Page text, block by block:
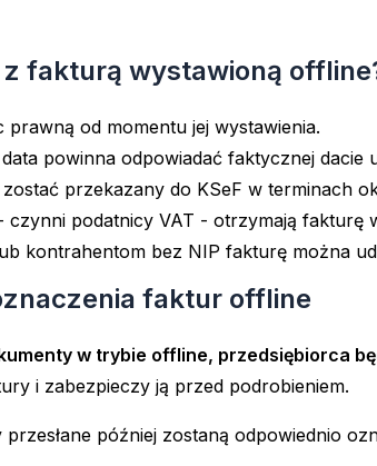
z fakturą wystawioną
prawną od momentu jej wystawienia.
powinna odpowiadać faktycznej dacie
przekazany do KSeF w terminach
czynni podatnicy VAT - otrzymają fakturę
kontrahentom bez NIP fakturę można
faktur offline
w trybie offline, przedsiębiorca
i zabezpieczy ją przed podrobieniem.
później zostaną odpowiednio